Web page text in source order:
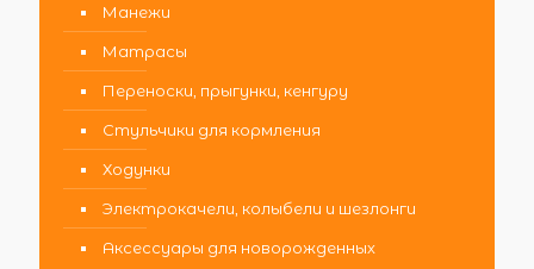
Манежи
Матрасы
Переноски, прыгунки, кенгуру
Стульчики для кормления
Ходунки
Электрокачели, колыбели и шезлонги
Аксессуары для новорожденных